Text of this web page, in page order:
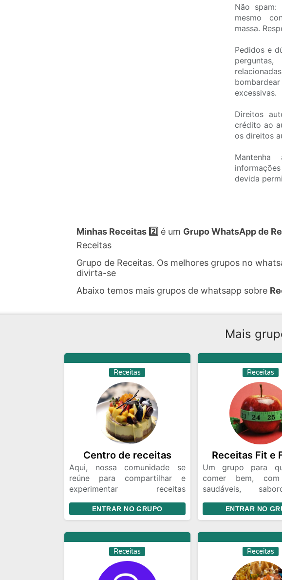
Não spam:
mesmo
massa.
Pedidos e
excessivas.
Direitos
crédito ao
os direitos
devida
Minhas Receitas 2️⃣ é um Grupo WhatsApp de
Receitas
Grupo de Receitas. Os melhores grupos no
divirta-se
Abaixo temos mais grupos de whatsapp sobre
Mais
Receitas
Centro de receitas
Aqui, nossa comunidade se
reúne para compartilhar e
experimentar receitas
os cantos do mundo. Desde
pratos tradicionais até
criações inovadoras, estamos
sempre prontos para inspirar e
ser inspirados na arte da
culinária. Junte-se a nós para
trocar dicas, truques e, é claro,
ENTRAR NO GRUPO
Receitas
Receitas Fit e
Um grupo para
comer bem, com
saudáveis,
naturais, integrais e
Um grupo que
experiências e
sobre alimentação
qualidade de
criatividade na
grupo que se
ENTRAR NO
Receitas Receitas